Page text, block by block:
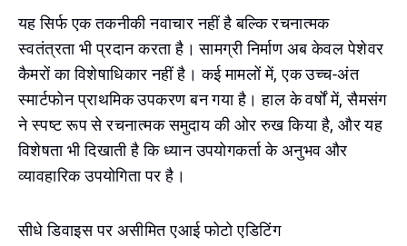
यह सिर्फ एक तकनीकी नवाचार नहीं है बल्कि रचनात्मक
स्वतंत्रता भी प्रदान करता है। सामग्री निर्माण अब केवल पेशेवर
कैमरों का विशेषाधिकार नहीं है। कई मामलों में, एक उच्च-अंत
स्मार्टफोन प्राथमिक उपकरण बन गया है। हाल के वर्षों में, सैमसंग
ने स्पष्ट रूप से रचनात्मक समुदाय की ओर रुख किया है, और यह
विशेषता भी दिखाती है कि ध्यान उपयोगकर्ता के अनुभव और
व्यावहारिक उपयोगिता पर है।
सीधे डिवाइस पर असीमित एआई फोटो एडिटिंग